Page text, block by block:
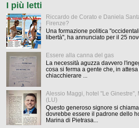
I più letti
Riccardo de Corato e Daniela
Firenze?
Una formazione politica
libertà", ha annunciato per il 25
Essere alla canna del gas
La necessità aguzza davvero
cosa si ferma a gente che, in
chiacchierare ...
Alessio Maggi, hotel "Le Ginestre",
(LU)
Questo generoso signore si
dovrebbe essere il padrone dello
Marina di Pietrasa...